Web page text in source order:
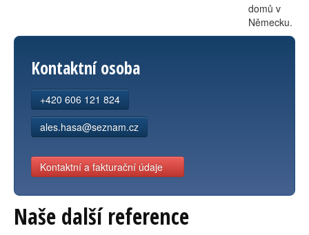
domů v
Německu.
Kontaktní osoba
+420 606 121 824
ales.hasa@seznam.cz
Kontaktní a fakturační údaje
Naše další reference